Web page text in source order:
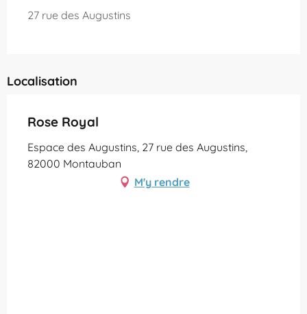
27 rue des Augustins
Localisation
Rose Royal
Espace des Augustins, 27 rue des Augustins,
82000 Montauban
M'y rendre